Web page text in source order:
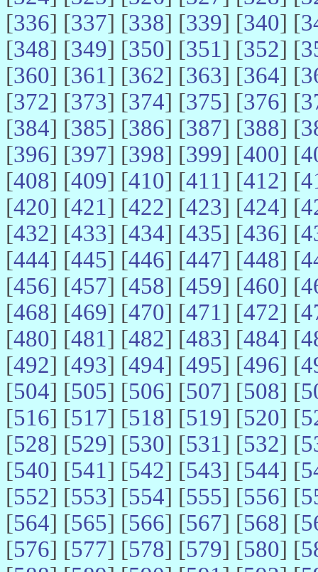
[336] [337] [338] [339] [340] [
[348] [349] [350] [351] [352] [
[360] [361] [362] [363] [364] [
[372] [373] [374] [375] [376] [
[384] [385] [386] [387] [388] [
[396] [397] [398] [399] [400] [
[408] [409] [410] [411] [412] [
[420] [421] [422] [423] [424] [
[432] [433] [434] [435] [436] [
[444] [445] [446] [447] [448] [
[456] [457] [458] [459] [460] [
[468] [469] [470] [471] [472] [
[480] [481] [482] [483] [484] [
[492] [493] [494] [495] [496] [
[504] [505] [506] [507] [508] [
[516] [517] [518] [519] [520] [
[528] [529] [530] [531] [532] [
[540] [541] [542] [543] [544] [
[552] [553] [554] [555] [556] [
[564] [565] [566] [567] [568] [
[576] [577] [578] [579] [580] [